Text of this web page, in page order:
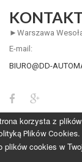
KONTAKT
►Warszawa
E-mail:
BIURO@DD-
korzysta z
Plików Cookies
plików cookies w